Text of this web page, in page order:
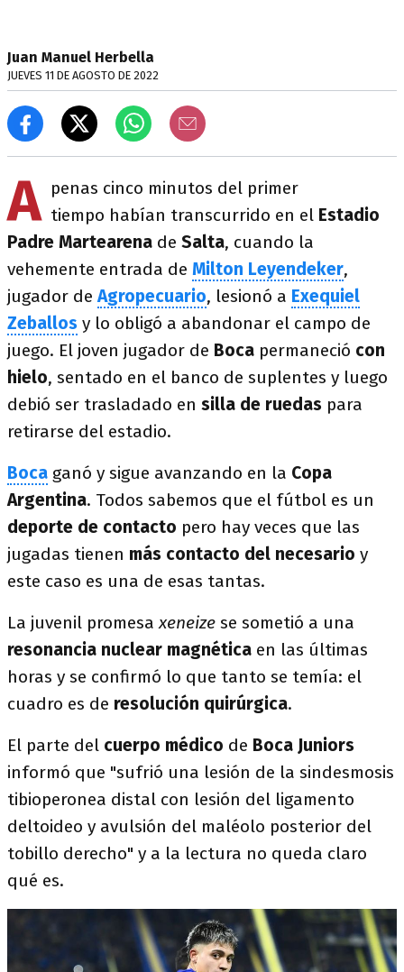
Juan Manuel Herbella
JUEVES 11 DE AGOSTO DE 2022
A penas cinco minutos del primer
tiempo habían transcurrido en el Estadio
Padre Martearena de Salta, cuando la
vehemente entrada de Milton Leyendeker,
jugador deAgropecuario, lesionó a Exequiel
Zeballos y lo obligó a abandonar el campo de
juego. El joven jugador de Boca permaneció con
hielo, sentado en el banco de suplentes y luego
debió ser trasladado en silla de ruedas para
retirarse del estadio.
Boca ganó y sigue avanzando en la Copa
Argentina. Todos sabemos que el fútbol es un
deporte de contacto pero hay veces que las
jugadas tienen más contacto del necesario y
este caso es una de esas tantas.
La juvenil promesaxeneize se sometió a una
resonancia nuclear magnética en las últimas
horas y se confirmó lo que tanto se temía: el
cuadro es de resolución quirúrgica.
El parte del cuerpo médico de Boca Juniors
informó que "sufrió una lesión de la sindesmosis
tibioperonea distal con lesión del ligamento
deltoideo y avulsión del maléolo posterior del
tobillo derecho" y a la lectura no queda claro
qué es.